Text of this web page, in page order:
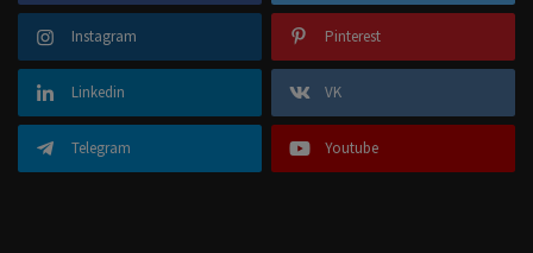
Instagram Pinterest
Linkedin VK
Telegram Youtube